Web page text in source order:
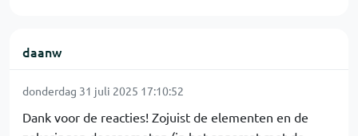
daanw
donderdag 31 juli 2025 17:10:52
Dank voor de reacties! Zojuist de elementen en de